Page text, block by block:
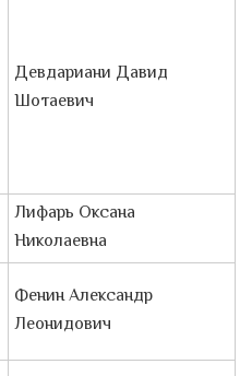
Девдариани Давид
Шотаевич
Лифарь Оксана
Николаевна
Фенин Александр
Леонидович